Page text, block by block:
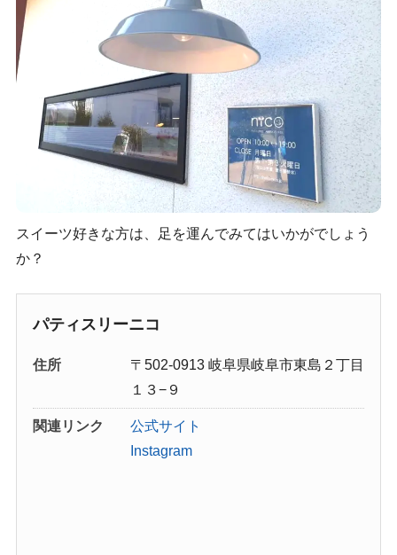
スイーツ好きな方は、足を運んでみてはいかがでしょう
か？
パティスリーニコ
住所
〒502-0913 岐阜県岐阜市東島２丁目
１３−９
関連リンク
公式サイト
Instagram